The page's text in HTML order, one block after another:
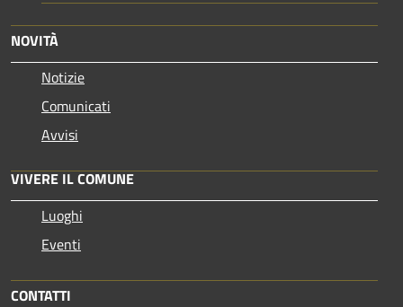
NOVITÀ
Notizie
Comunicati
Avvisi
VIVERE IL COMUNE
Luoghi
Eventi
CONTATTI